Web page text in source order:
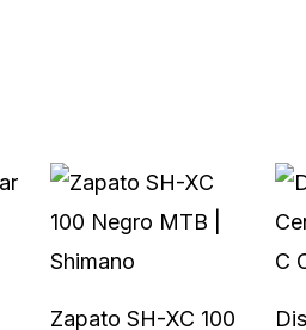
Zapato SH-XC 100
Este
tiene